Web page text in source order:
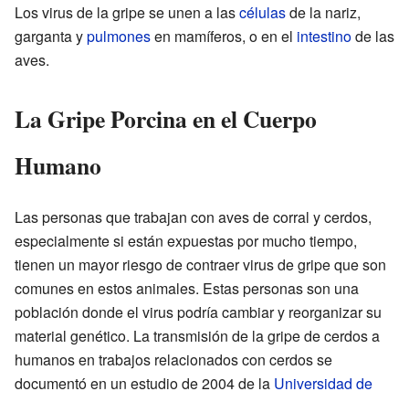
Los virus de la gripe se unen a lascélulasde la nariz,
garganta ypulmonesen mamíferos, o en el intestinode las
aves.
La Gripe Porcina en el Cuerpo
Humano
Las personas que trabajan con aves de corral y cerdos,
especialmente si están expuestas por mucho tiempo,
tienen un mayor riesgo de contraer virus de gripe que son
comunes en estos animales. Estas personas son una
población donde el virus podría cambiar y reorganizar su
material genético. La transmisión de la gripe de cerdos a
humanos en trabajos relacionados con cerdos se
documentó en un estudio de 2004 de la Universidad de